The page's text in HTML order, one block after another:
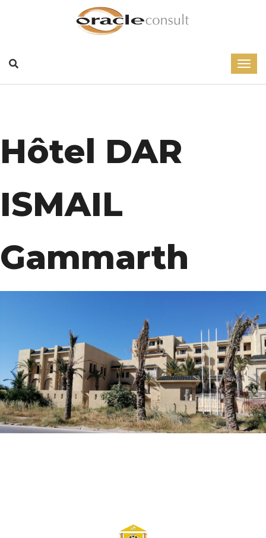
Hôtel DAR
ISMAIL
Gammarth